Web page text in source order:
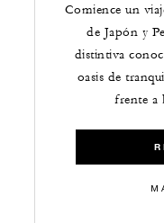
Comience un
de Japón y
distintiva
oasis de
frente a